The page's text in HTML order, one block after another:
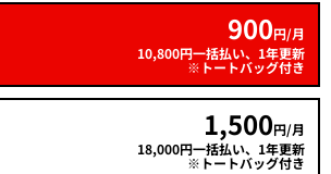
900円/月
10,800円一括払い、1年更新
※トートバッグ付き
1,500円/月
18,000円一括払い、1年更新
※トートバッグ付き